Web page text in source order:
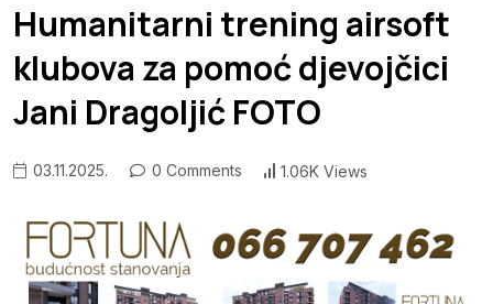
Humanitarni trening airsoft
klubova za pomoć djevojčici
Jani Dragoljić FOTO
03.11.2025. 0 Comments 1.06K Views